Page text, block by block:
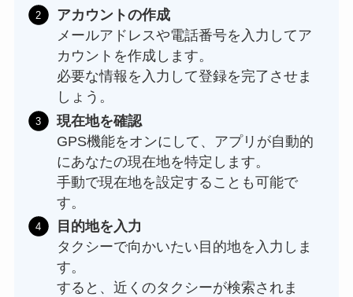
アカウントの作成
メールアドレスや電話番号を入力してア
カウントを作成します。
必要な情報を入力して登録を完了させま
しょう。
現在地を確認
GPS機能をオンにして、アプリが自動的
にあなたの現在地を特定します。
手動で現在地を設定することも可能で
す。
目的地を入力
タクシーで向かいたい目的地を入力しま
す。
すると、近くのタクシーが検索されま